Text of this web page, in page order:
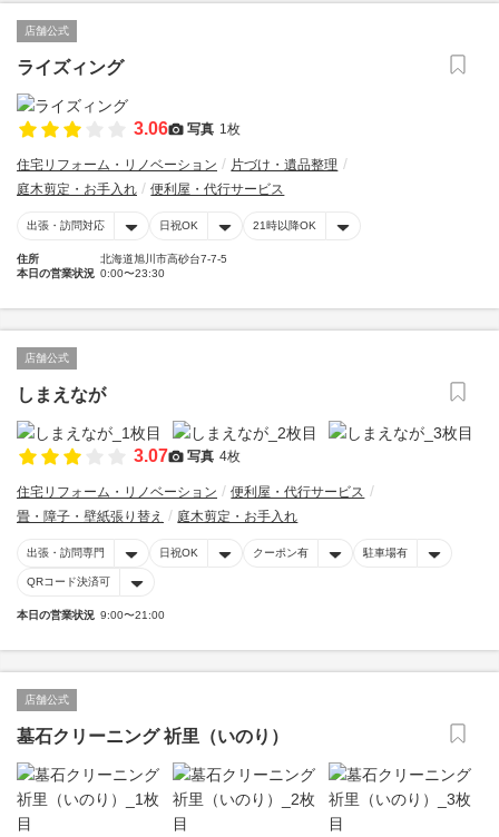
店舗公式
ライズィング
3.06 写真 1枚
住宅リフォーム・リノベーション
片づけ・遺品整理
庭木剪定・お手入れ
便利屋・代行サービス
出張・訪問対応 日祝OK 21時以降OK
住所
北海道旭川市高砂台7-7-5
本日の営業状況 0:00〜23:30
店舗公式
しまえなが
3.07 写真 4枚
住宅リフォーム・リノベーション
便利屋・代行サービス
畳・障子・壁紙張り替え
庭木剪定・お手入れ
出張・訪問専門 日祝OK クーポン有 駐車場有
QRコード決済可
本日の営業状況 9:00〜21:00
店舗公式
墓石クリーニング 祈里（いのり）